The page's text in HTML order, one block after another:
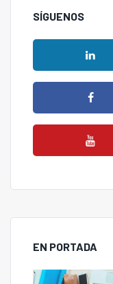
SÍGUENOS
EN PORTADA